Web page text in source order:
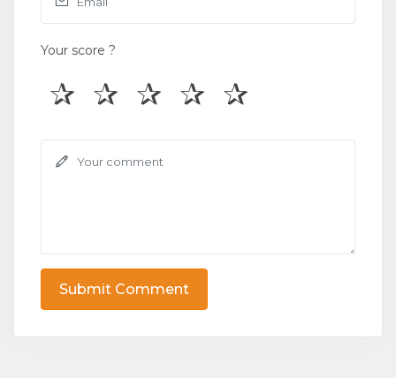
Your score ?
Submit Comment